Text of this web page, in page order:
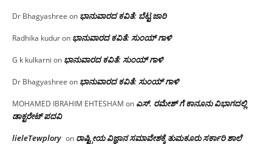
Dr Bhagyashree on ಭಾನುವಾರದ ಕವಿತೆ: ಬೆಟ್ಟ ಜಾರಿ
Radhika kuduron ಭಾನುವಾರದ ಕವಿತೆ: ಸುಂಯ್ ಗಾಳಿ
G k kulkarni on ಭಾನುವಾರದ ಕವಿತೆ: ಸುಂಯ್ ಗಾಳಿ
Dr Bhagyashree on ಭಾನುವಾರದ ಕವಿತೆ: ಸುಂಯ್ ಗಾಳಿ
MOHAMED IBRAHIM EHTESHAM on ಎಸ್. ರಮೇಶ್ ಗೆ ಕಾನೂನು ವಿಭಾಗದಲ್ಲಿ
ಡಾಕ್ಟರೇಟ್ ಪದವಿ
lieleTewplory on ರಾಷ್ಟ್ರೀಯ ವಿಜ್ಞಾನ ಸಮಾವೇಶಕ್ಕೆ‌ ತುಮಕೂರು ಸರ್ಕಾರಿ ಶಾಲೆ